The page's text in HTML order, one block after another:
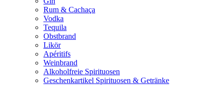
Rum & Cachaça
Vodka
Tequila
Obstbrand
Likör
Apéritifs
Weinbrand
Alkoholfreie Spirituosen
Geschenkartikel Spirituosen & Getränke